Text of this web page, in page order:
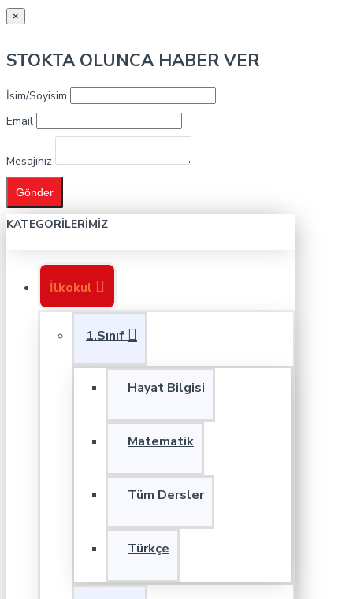
×
STOKTA OLUNCA HABER VER
İsim/Soyisim
Email
Mesajınız
Gönder
KATEGORILERIMIZ
İlkokul
1.Sınıf
Hayat Bilgisi
Matematik
Tüm Dersler
Türkçe